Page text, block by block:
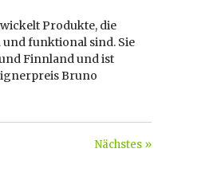
Produkte, die
funktional sind. Sie
Finnland und ist
Bruno
Nächstes »